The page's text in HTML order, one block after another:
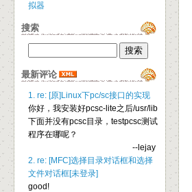
拟器
搜索
最新评论
1. re: [原]Linux下pc/sc接口的实现
你好，我安装好pcsc-lite之后/usr/lib
下面并没有pcsc目录，testpcsc测试
程序在哪呢？
--lejay
2. re: [MFC]选择目录对话框和选择
文件对话框[未登录]
good!